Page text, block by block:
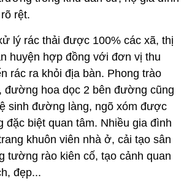
rệt.
lý rác thải được 100% các xã, thị
huyện hợp đồng với đơn vị thu
rác ra khỏi địa bàn. Phong trào
đường hoa dọc 2 bên đường cũng
sinh đường làng, ngõ xóm được
đặc biệt quan tâm. Nhiều gia đình
khuôn viên nhà ở, cải tạo sân
tường rào kiên cố, tạo cảnh quan
đẹp...